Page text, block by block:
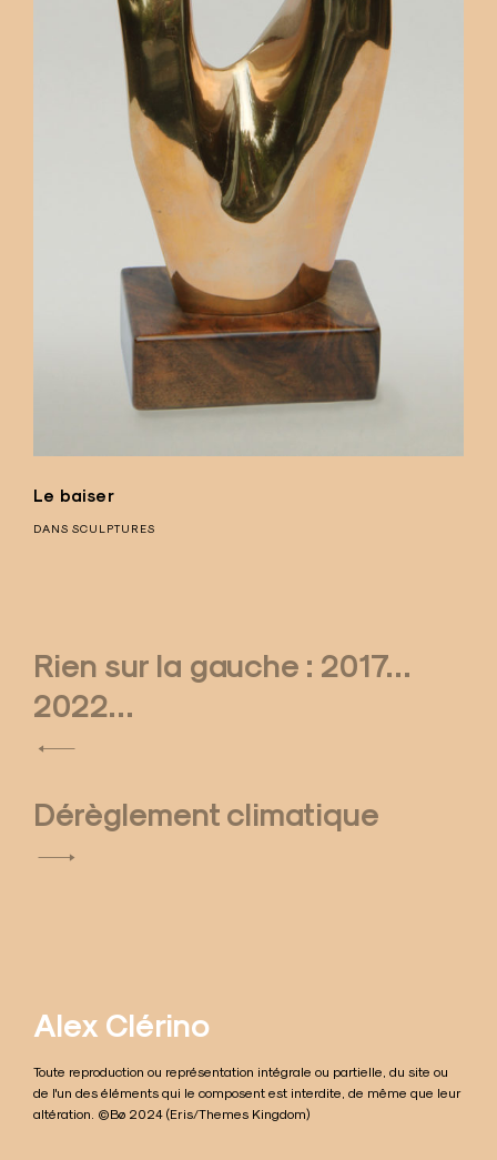
Le baiser
DANS SCULPTURES
N
a
v
i
i
o
n
Rien sur la gauche : 2017…
2022…
Dérèglement climatique
Alex Clérino
Toute reproduction ou représentation intégrale ou partielle, du site ou
de l'un des éléments qui le composent est interdite, de même que leur
altération. ©Bø 2024 (Eris/Themes Kingdom)